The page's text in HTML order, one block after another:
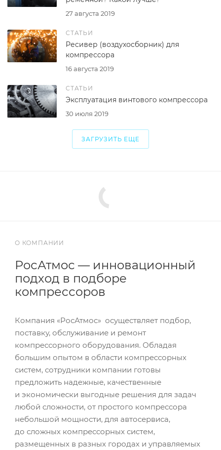
27 августа 2019
СТАТЬИ
16 августа 2019
Ресивер (воздухосборник) для
компрессора
СТАТЬИ
30 июля 2019
Эксплуатация винтового компрессора
ЗАГРУЗИТЬ ЕЩЕ
О КОМПАНИИ
РосАтмос — инновационный
подход в подборе
компрессоров
Компания «РосАтмос» осуществляет подбор,
поставку, обслуживание и ремонт
компрессорного оборудования. Обладая
большим опытом в области компрессорных
систем, сотрудники компании готовы
предложить надежные, качественные
и экономически выгодные решения для задач
любой сложности, от простого компрессора
небольшой мощности, для автосервиса,
до сложных компрессорных систем,
размещенных в разных городах и управляемых